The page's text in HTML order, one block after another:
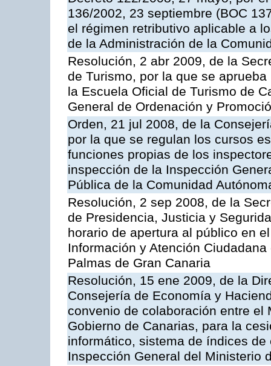
136/2002, 23 septiembre (BOC
el régimen retributivo aplicable a
de la Administración de la
Resolución, 2 abr 2009, de la
de Turismo, por la que se
la Escuela Oficial de Turismo de
General de Ordenación y
Orden, 21 jul 2008, de la
por la que se regulan los cursos
funciones propias de los
inspección de la Inspección
Pública de la Comunidad
Resolución, 2 sep 2008, de la
de Presidencia, Justicia y
horario de apertura al público en
Información y Atención
Palmas de Gran Canaria
Resolución, 15 ene 2009, de la
Consejería de Economía y
convenio de colaboración entre
Gobierno de Canarias, para la
informático, sistema de índices
Inspección General del Ministerio